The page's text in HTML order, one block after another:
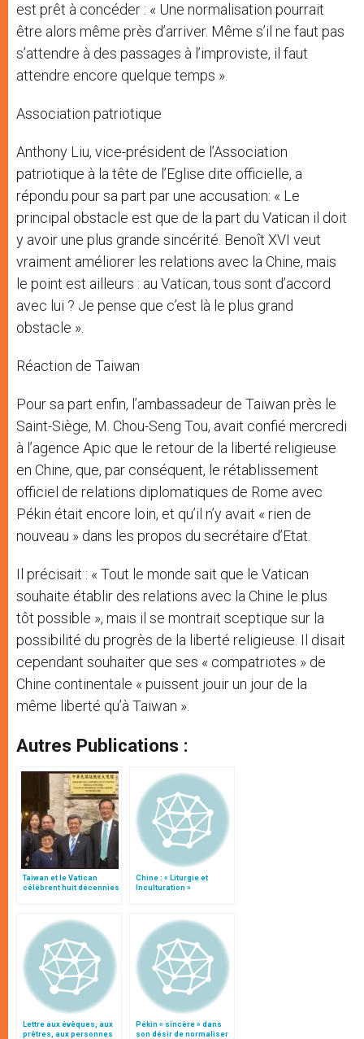
est prêt à concéder : « Une normalisation pourrait
être alors même près d’arriver. Même s’il ne faut pas
s’attendre à des passages à l’improviste, il faut
attendre encore quelque temps ».
Association patriotique
Anthony Liu, vice-président de l’Association
patriotique à la tête de l’Eglise dite officielle, a
répondu pour sa part par une accusation: « Le
principal obstacle est que de la part du Vatican il doit
y avoir une plus grande sincérité. Benoît XVI veut
vraiment améliorer les relations avec la Chine, mais
le point est ailleurs : au Vatican, tous sont d’accord
avec lui ? Je pense que c’est là le plus grand
obstacle ».
Réaction de Taiwan
Pour sa part enfin, l’ambassadeur de Taiwan près le
Saint-Siège, M. Chou-Seng Tou, avait confié mercredi
à l’agence Apic que le retour de la liberté religieuse
en Chine, que, par conséquent, le rétablissement
officiel de relations diplomatiques de Rome avec
Pékin était encore loin, et qu’il n’y avait « rien de
nouveau » dans les propos du secrétaire d’Etat.
Il précisait : « Tout le monde sait que le Vatican
souhaite établir des relations avec la Chine le plus
tôt possible », mais il se montrait sceptique sur la
possibilité du progrès de la liberté religieuse. Il disait
cependant souhaiter que ses « compatriotes » de
Chine continentale « puissent jouir un jour de la
même liberté qu’à Taiwan ».
Autres Publications :
Taiwan et le Vatican
célèbrent huit décennies
Chine : « Liturgie et
Inculturation »
Lettre aux évêques, aux
prêtres, aux personnes
Pékin « sincère » dans
son désir de normaliser